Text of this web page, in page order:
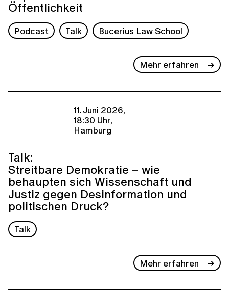
Öffentlichkeit
Podcast Talk Bucerius Law School
Mehr erfahren
11. Juni 2026,
18:30 Uhr,
Hamburg
Talk:
Streitbare Demokratie – wie
behaupten sich Wissenschaft und
Justiz gegen Desinformation und
politischen Druck?
Talk
Mehr erfahren